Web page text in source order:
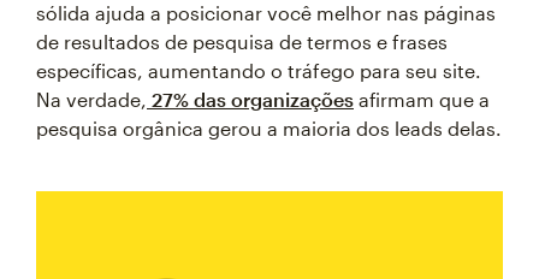
sólida ajuda a posicionar você melhor nas páginas
de resultados de pesquisa de termos e frases
específicas, aumentando o tráfego para seu site.
Na verdade, 27% das organizações afirmam que a
pesquisa orgânica gerou a maioria dos leads delas.